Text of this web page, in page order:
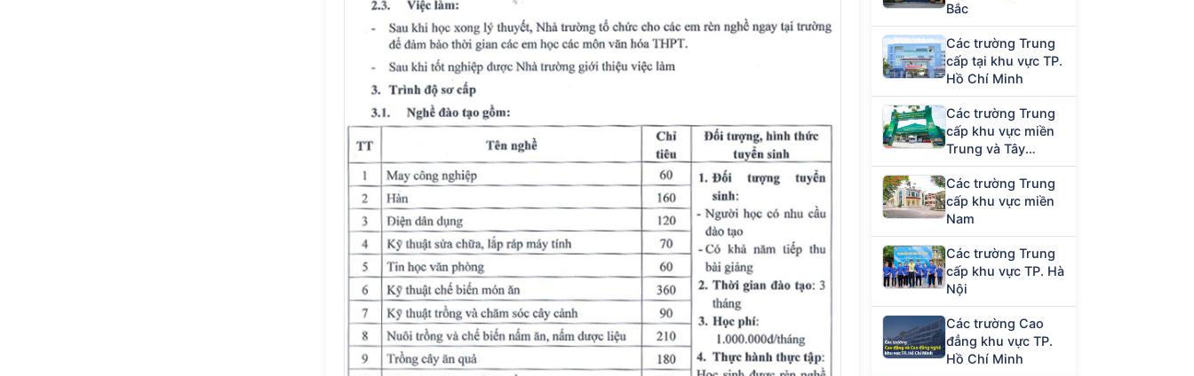
Bắc
Các trường Trung
cấp tại khu vực TP.
Hồ Chí Minh
Các trường Trung
cấp khu vực miền
Trung và Tây
Nguyên
Các trường Trung
cấp khu vực miền
Nam
Các trường Trung
cấp khu vực TP. Hà
Nội
Các trường Cao
đẳng khu vực TP.
Hồ Chí Minh